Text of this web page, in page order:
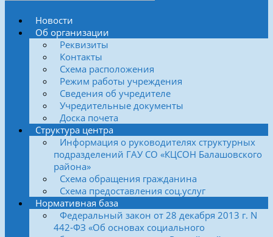
Новости
Об организации
Реквизиты
Контакты
Схема расположения
Режим работы учреждения
Сведения об учредителе
Учредительные документы
Доска почета
Структура центра
Информация о руководителях структурных
подразделений ГАУ СО «КЦСОН Балашовского
района»
Схема обращения гражданина
Схема предоставления соц.услуг
Нормативная база
Федеральный закон от 28 декабря 2013 г. N
442-ФЗ «Об основах социального